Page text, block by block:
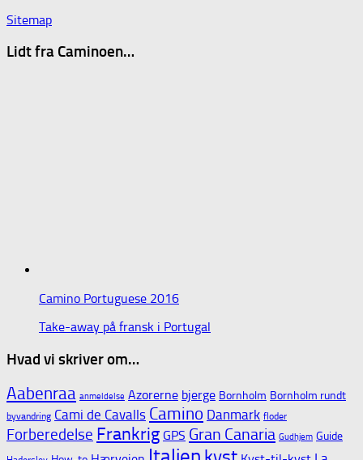
Sitemap
Lidt fra Caminoen…
Camino Portuguese 2016
Take-away på fransk i Portugal
Hvad vi skriver om…
Aabenraa anmeldelse Azorerne bjerge Bornholm Bornholm rundt
byvandring Cami de Cavalls Camino Danmark floder
Forberedelse Frankrig GPS Gran Canaria Gudhjem Guide